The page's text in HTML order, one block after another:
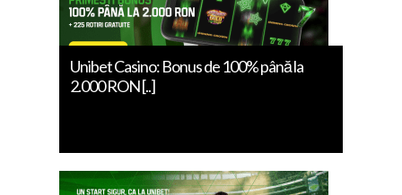
Unibet Casino: Bonus de 100% până la
2.000 RON [..]